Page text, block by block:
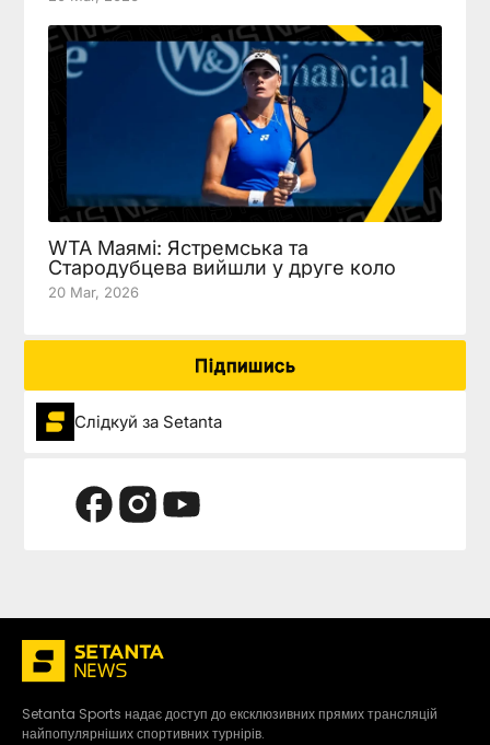
WTA Маямі: Ястремська та
Стародубцева вийшли у друге коло
20 Mar, 2026
Підпишись
Слідкуй за Setanta
Setanta Sports надає доступ до ексклюзивних прямих трансляцій
найпопулярніших спортивних турнірів.